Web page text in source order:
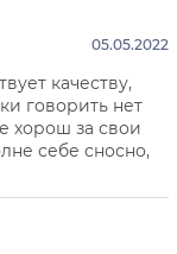
05.05.2022
качеству,
говорить нет
хорош за свои
себе сносно,